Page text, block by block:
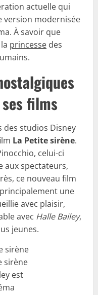
actuelle qui
version modernisée
À savoir que
princesse des
films
des studios Disney
La Petite sirène.
celui-ci
aux spectateurs,
ce nouveau film
une
avec plaisir,
avec Halle Bailey,
jeunes.
sirène
est